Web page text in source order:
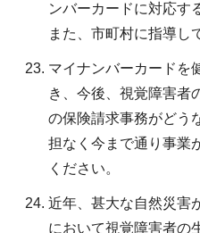
ンバーカードに対応す
また、市町村に指導し
マイナンバーカードを
き、今後、視覚障害者
の保険請求事務がどう
担なく今まで通り事業
ください。
近年、甚大な自然災害
において視覚障害者の